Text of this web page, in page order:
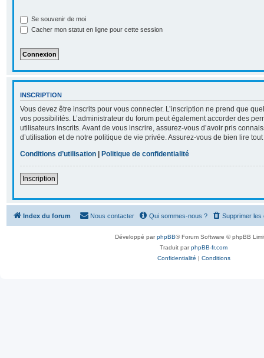
Se souvenir de moi
Cacher mon statut en ligne pour cette session
INSCRIPTION
Vous devez être inscrits pour vous connecter. L’inscription ne prend que
vos possibilités. L’administrateur du forum peut également accorder des
utilisateurs inscrits. Avant de vous inscrire, assurez-vous d’avoir pris
d’utilisation et de notre politique de vie privée. Assurez-vous de bien lire
Conditions d’utilisation | Politique de confidentialité
Inscription
Index du forum Supprimer les
Qui sommes-nous ?
Nous contacter
Développé parphpBB® Forum Software © phpBB
Traduit parphpBB-fr.com
Confidentialité | Conditions